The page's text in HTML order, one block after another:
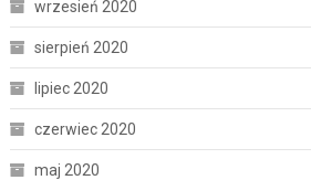
wrzesień 2020
sierpień 2020
lipiec 2020
czerwiec 2020
maj 2020